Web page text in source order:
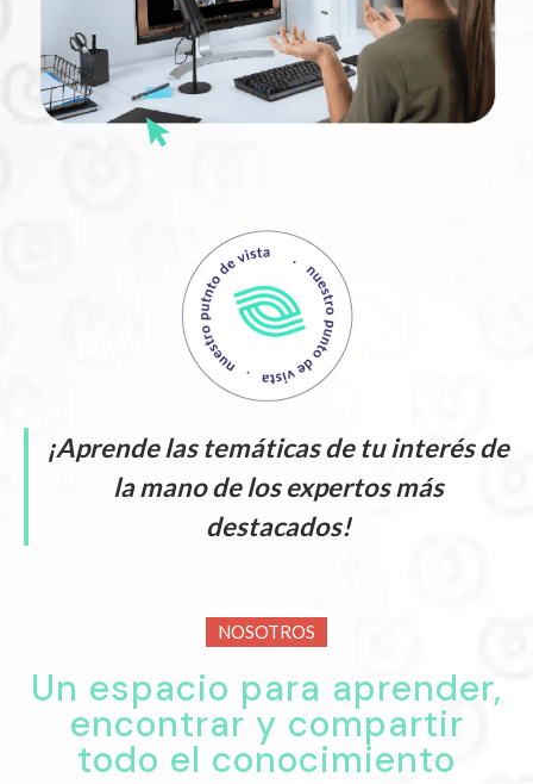
¡Aprende las temáticas de tu interés de
la mano de los expertos más
destacados!
NOSOTROS
Un espacio para aprender,
encontrar y compartir
todo el conocimiento